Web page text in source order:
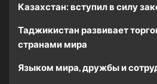
Казахстан: вступил в силу
Таджикистан развивает
странами мира
Языком мира, дружбы и